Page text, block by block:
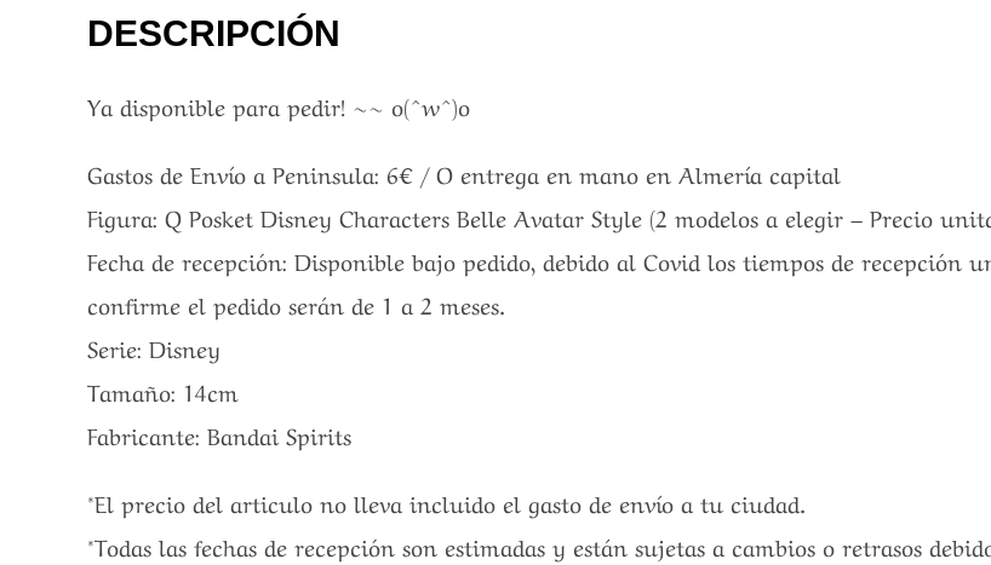
DESCRIPCIÓN
Ya disponible para pedir! ~~ o(^w^)o
Gastos de Envío a Peninsula: 6€ / O entrega en mano en Almería capital
Figura: Q Posket Disney Characters Belle Avatar Style (2 modelos a elegir – Precio
Fecha de recepción: Disponible bajo pedido, debido al Covid los tiempos de recepción
confirme el pedido serán de 1 a 2 meses.
Serie: Disney
Tamaño: 14cm
Fabricante: Bandai Spirits
*El precio del articulo no lleva incluido el gasto de envío a tu ciudad.
*Todas las fechas de recepción son estimadas y están sujetas a cambios o retrasos